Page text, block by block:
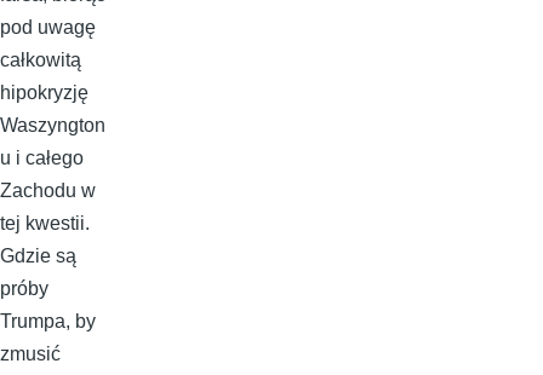
pod uwagę
całkowitą
hipokryzję
Waszyngton
u i całego
Zachodu w
tej kwestii.
Gdzie są
próby
Trumpa, by
zmusić